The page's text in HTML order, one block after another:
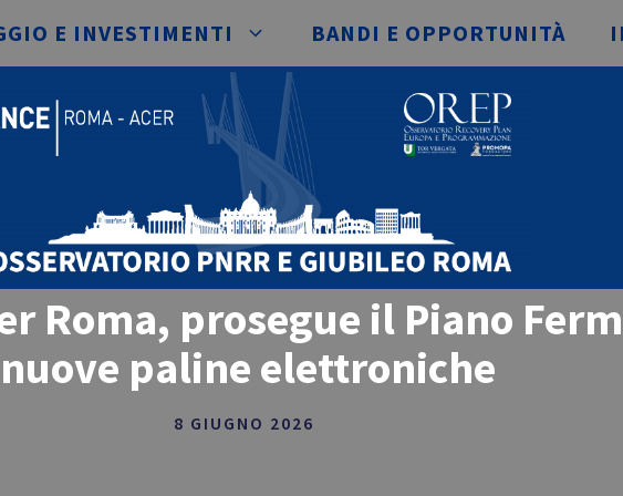
E INVESTIMENTI BANDI E OPPORTUNITÀ
Roma, prosegue il Piano
nuove paline elettroniche
8 GIUGNO 2026